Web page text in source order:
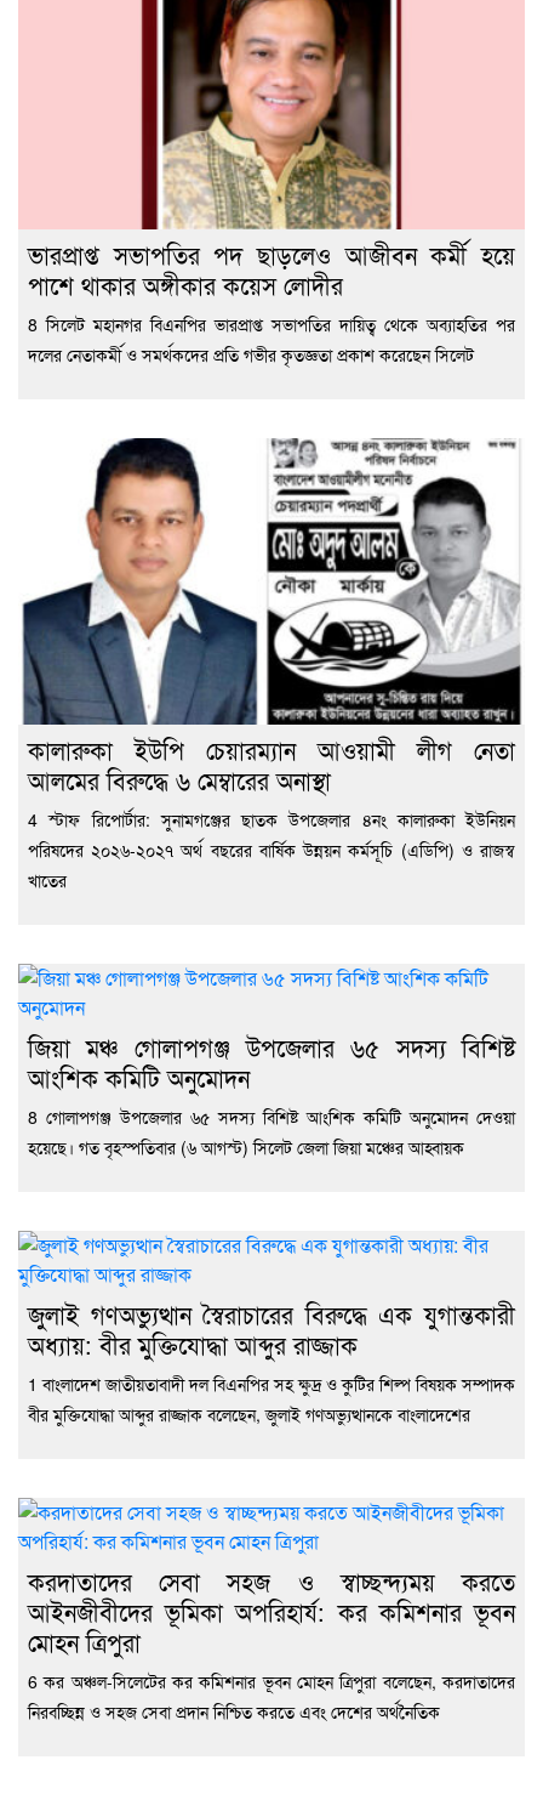
ভারপ্রাপ্ত সভাপতির পদ ছাড়লেও আজীবন কর্মী হয়ে
পাশে থাকার অঙ্গীকার কয়েস লোদীর
8 সিলেট মহানগর বিএনপির ভারপ্রাপ্ত সভাপতির দায়িত্ব থেকে অব্যাহতির পর
দলের নেতাকর্মী ও সমর্থকদের প্রতি গভীর কৃতজ্ঞতা প্রকাশ করেছেন সিলেট
কালারুকা ইউপি চেয়ারম্যান আওয়ামী লীগ নেতা
আলমের বিরুদ্ধে ৬ মেম্বারের অনাস্থা
4 স্টাফ রিপোর্টার: সুনামগঞ্জের ছাতক উপজেলার ৪নং কালারুকা ইউনিয়ন
পরিষদের ২০২৬-২০২৭ অর্থ বছরের বার্ষিক উন্নয়ন কর্মসূচি (এডিপি) ও রাজস্ব
খাতের
জিয়া মঞ্চ গোলাপগঞ্জ উপজেলার ৬৫ সদস্য বিশিষ্ট
আংশিক কমিটি অনুমোদন
8 গোলাপগঞ্জ উপজেলার ৬৫ সদস্য বিশিষ্ট আংশিক কমিটি অনুমোদন দেওয়া
হয়েছে। গত বৃহস্পতিবার (৬ আগস্ট) সিলেট জেলা জিয়া মঞ্চের আহ্বায়ক
জুলাই গণঅভ্যুত্থান স্বৈরাচারের বিরুদ্ধে এক যুগান্তকারী
অধ্যায়: বীর মুক্তিযোদ্ধা আব্দুর রাজ্জাক
1 বাংলাদেশ জাতীয়তাবাদী দল বিএনপির সহ ক্ষুদ্র ও কুটির শিল্প বিষয়ক সম্পাদক
বীর মুক্তিযোদ্ধা আব্দুর রাজ্জাক বলেছেন, জুলাই গণঅভ্যুত্থানকে বাংলাদেশের
করদাতাদের সেবা সহজ ও স্বাচ্ছন্দ্যময় করতে
আইনজীবীদের ভূমিকা অপরিহার্য: কর কমিশনার ভূবন
মোহন ত্রিপুরা
6 কর অঞ্চল-সিলেটের কর কমিশনার ভূবন মোহন ত্রিপুরা বলেছেন, করদাতাদের
নিরবচ্ছিন্ন ও সহজ সেবা প্রদান নিশ্চিত করতে এবং দেশের অর্থনৈতিক